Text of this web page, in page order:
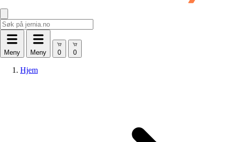
Meny Meny
Hjem